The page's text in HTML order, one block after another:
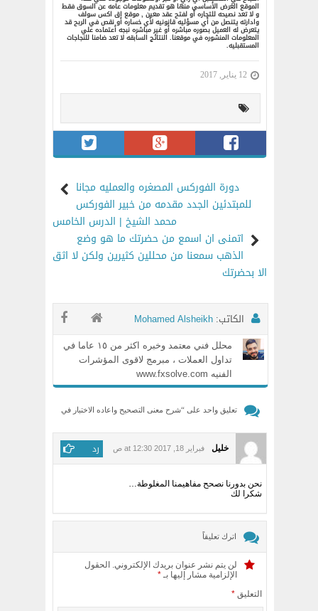
الموقع الغرض الأساسي منها هو تقديم معلومات عامه عن السوق فقط
و لا تعد نصيحه للتجاره أو لفتح عقد معين , موقع اق اكس سولف
وادارته يتنصل من أي مسؤليه قانونيه لأي خساره أو نقص في الربح قد
يتعرض له العميل بصوره مباشره أو غير مباشره نبجه أعتماده علي
المعلومات المنشوره في موقعنا. النتائج السابقه لا تعد ضامنا للنجاجات
المستقبليه.
12 يناير, 2017
دورة الفوركس المصغره والعمليه مجانا
للمبتدئين الجدد مقدمه من خبير الفوركس
محمد الشيخ | الدرس الخامس
اتمنى ان اسمع من حضرتك ما هو وضع
الذهب سمعنا من محللين كثيرين ولكن لا اثق
الا بحضرتك
الكاتب: Mohamed Alsheikh
محلل فني معتمد وخبره اكثر من ١٥ عاما في
تداول العملات ، مبرمج لاقوى المؤشرات
الفنيه www.fxsolve.com
تعليق واحد على “شرح معنى التصحيح واعاده الاختبار في
الفوركس بكل بساطه
خليل فبراير 18, 2017 at 12:30 ص رد
نحن بدورنا نصحح مفاهيمنا المغلوطة…
شكرا لك
اترك تعليقاً
لن يتم نشر عنوان بريدك الإلكتروني. الحقول
الإلزامية مشار إليها بـ *
التعليق *